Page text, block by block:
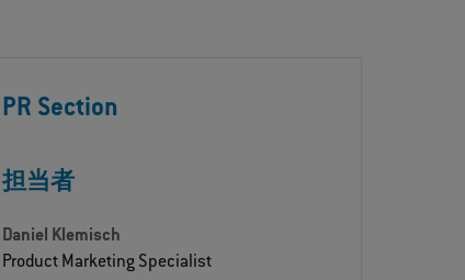
PR Section
担当者
Daniel Klemisch
Product Marketing Specialist